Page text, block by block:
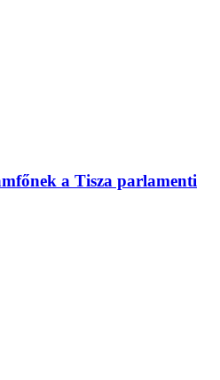
a Tisza parlamenti